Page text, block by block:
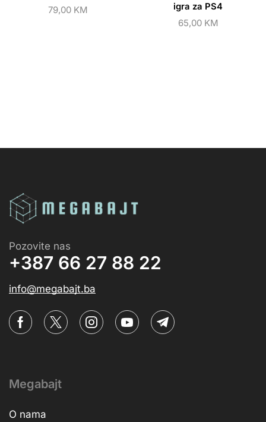
79,00 KM
igra za PS4
65,00 KM
Pozovite nas
+387 66 27 88 22
info@megabajt.ba
Megabajt
O nama